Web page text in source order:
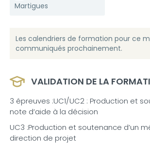
Martigues
Les calendriers de formation pour ce
communiqués prochainement.
VALIDATION DE LA
3 épreuves :UC1/UC2 : Production et
note d’aide à la décision
UC3 :Production et soutenance d’un
direction de projet